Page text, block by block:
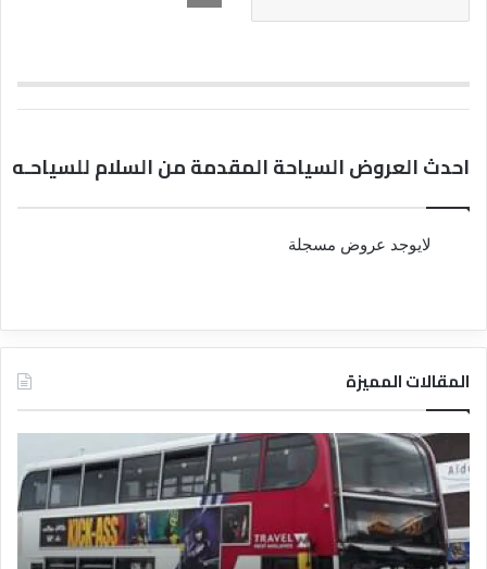
احدث العروض السياحة المقدمة من السلام للسياحـه
لايوجد عروض مسجلة
المقالات المميزة
ل
ي
ش
ر